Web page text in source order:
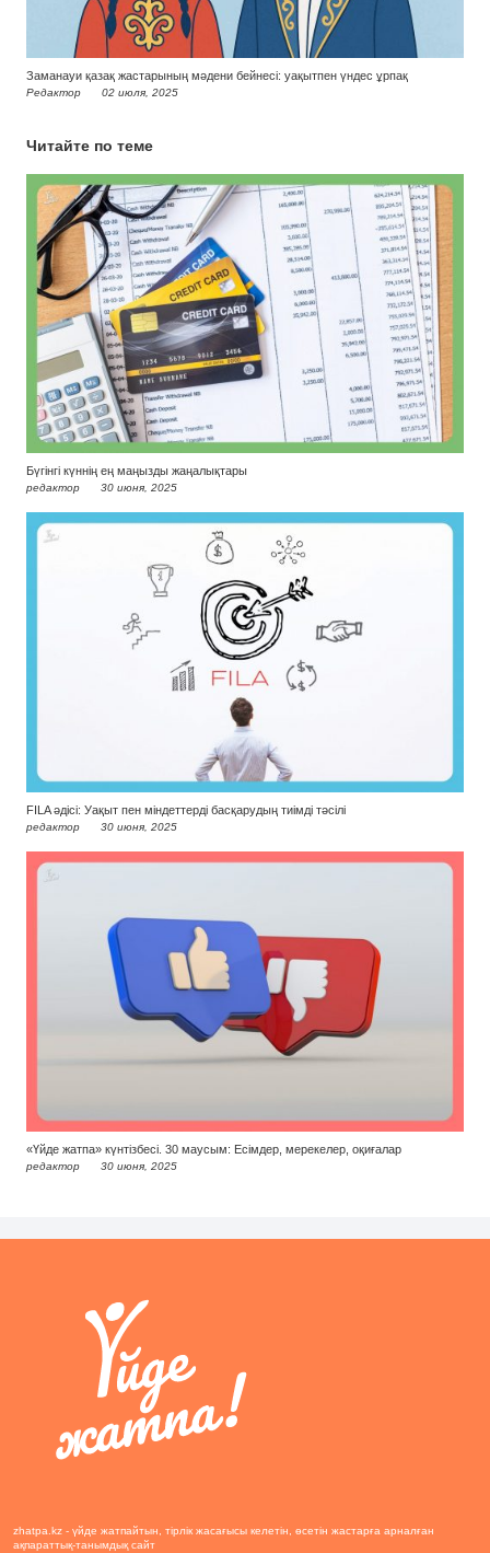
Заманауи қазақ жастарының мәдени бейнесі: уақытпен үндес ұрпақ
Редактор 02 июля, 2025
Читайте по теме
Бүгінгі күннің ең маңызды жаңалықтары
редактор 30 июня, 2025
FILA әдісі: Уақыт пен міндеттерді басқарудың тиімді тәсілі
редактор 30 июня, 2025
«Үйде жатпа» күнтізбесі. 30 маусым: Есімдер, мерекелер, оқиғалар
редактор 30 июня, 2025
zhatpa.kz - үйде жатпайтын, тірлік жасағысы келетін, өсетін жастарға арналған
ақпараттық-танымдық сайт